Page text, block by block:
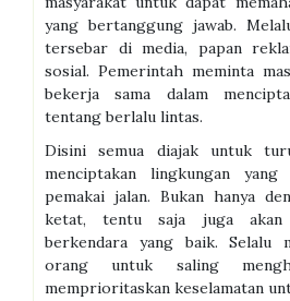
yang bertanggung jawab.
tersebar di media, papan
sosial. Pemerintah meminta
bekerja sama dalam
tentang berlalu lintas.
Disini semua diajak untuk
menciptakan lingkungan
pemakai jalan. Bukan hanya
ketat, tentu saja juga akan
berkendara yang baik. Selalu
orang untuk saling
memprioritaskan keselamatan